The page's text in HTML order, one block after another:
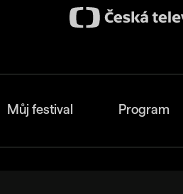
Můj festival Program